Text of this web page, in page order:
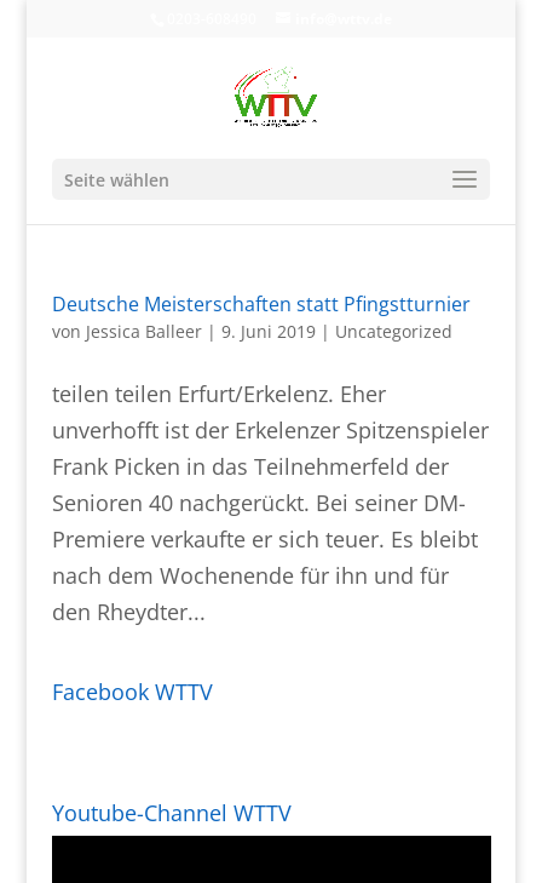
Seite wählen
Deutsche Meisterschaften statt Pfingstturnier
von Jessica Balleer| 9. Juni 2019| Uncategorized
teilen teilen Erfurt/Erkelenz. Eher
unverhofft ist der Erkelenzer Spitzenspieler
Frank Picken in das Teilnehmerfeld der
Senioren 40 nachgerückt. Bei seiner DM-
Premiere verkaufte er sich teuer. Es bleibt
nach dem Wochenende für ihn und für
den Rheydter...
Facebook WTTV
Youtube-Channel WTTV